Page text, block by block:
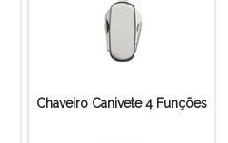
Chaveiro Canivete 4 Funções